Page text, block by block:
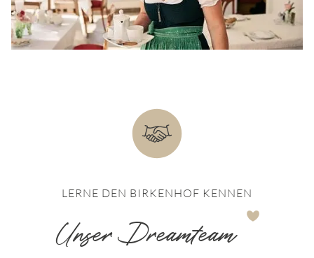
LERNE DEN BIRKENHOF KENNEN
Unser Dreamteam